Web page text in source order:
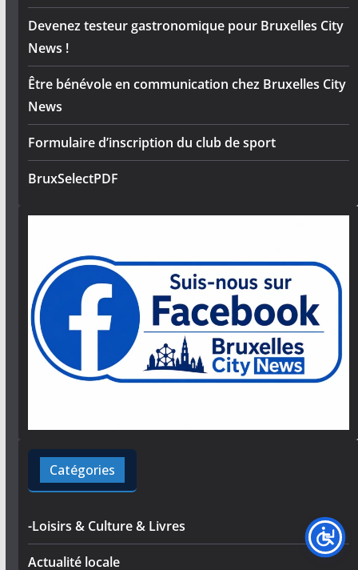
Devenez testeur gastronomique pour Bruxelles City
News !
Être bénévole en communication chez Bruxelles City
News
Formulaire d’inscription du club de sport
BruxSelectPDF
Catégories
-Loisirs & Culture & Livres
Actualité locale